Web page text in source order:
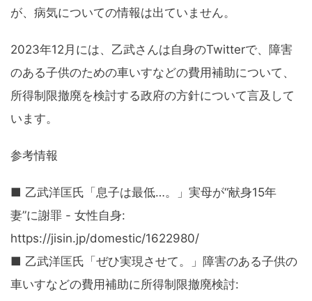
が、病気についての情報は出ていません。
2023年12月には、乙武さんは自身のTwitterで、障害
のある子供のための車いすなどの費用補助について、
所得制限撤廃を検討する政府の方針について言及して
います。
参考情報
■ 乙武洋匡氏「息子は最低…。」実母が“献身15年
妻”に謝罪 - 女性自身:
https://jisin.jp/domestic/1622980/
■ 乙武洋匡氏「ぜひ実現させて。」障害のある子供の
車いすなどの費用補助に所得制限撤廃検討: